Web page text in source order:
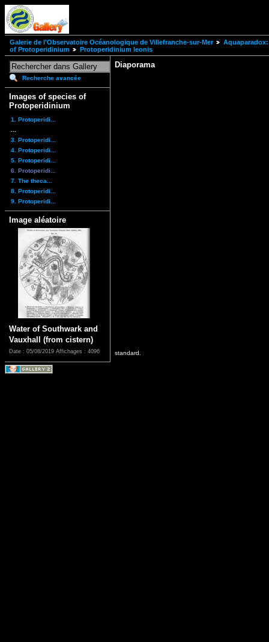
Galerie de l'Observatoire Océanologique de Villefranche-sur-Mer
of Protoperidinium
Protoperidinium leonis
Recherche avancée
Images of species of
Protoperidinium
1. Protoperidi...
3. Protoperidi...
4. Protoperidi...
5. Protoperidi...
6. Protoperidi...
7. The theca...
8. Protoperidi...
9. Protoperidi...
Image aléatoire
Water of Southwark and
Vauxhall (from cistern)
Date : 05/08/2019 Affichages : 4096
Diaporama
standard.